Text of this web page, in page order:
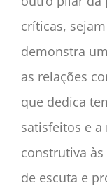
críticas,
demonstra
as relações
que dedica
satisfeitos e
construtiva
de escuta e